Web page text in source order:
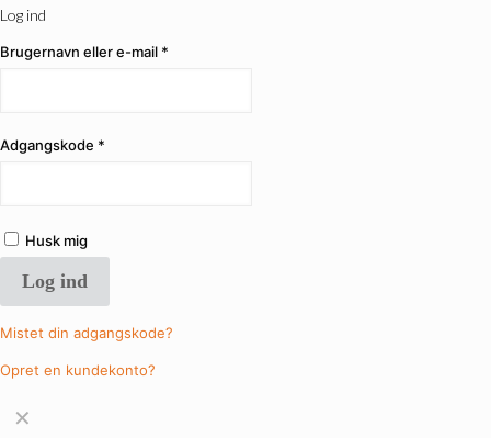
Log ind
Brugernavn eller e-mail *
Adgangskode *
Husk mig
Log ind
Mistet din adgangskode?
Opret en kundekonto?
✕